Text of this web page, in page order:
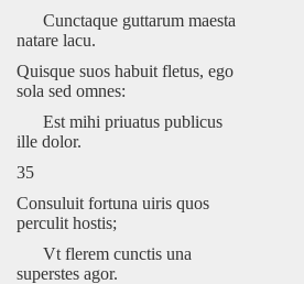
Cunctaque guttarum maesta
natare lacu.
Quisque suos habuit fletus, ego
sola sed omnes:
Est mihi priuatus publicus
ille dolor.
35
Consuluit fortuna uiris quos
perculit hostis;
Vt flerem cunctis una
superstes agor.